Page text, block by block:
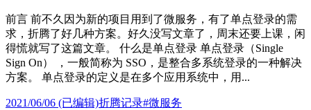
前言 前不久因为新的项目用到了微服务，有了单点登录的需
求，折腾了好几种方案。好久没写文章了，周末还要上课，闲
得慌就写了这篇文章。 什么是单点登录 单点登录（Single
Sign On） ，一般简称为 SSO，是整合多系统登录的一种解决
方案。 单点登录的定义是在多个应用系统中，用...
2021/06/06 (已编辑)折腾记录#微服务